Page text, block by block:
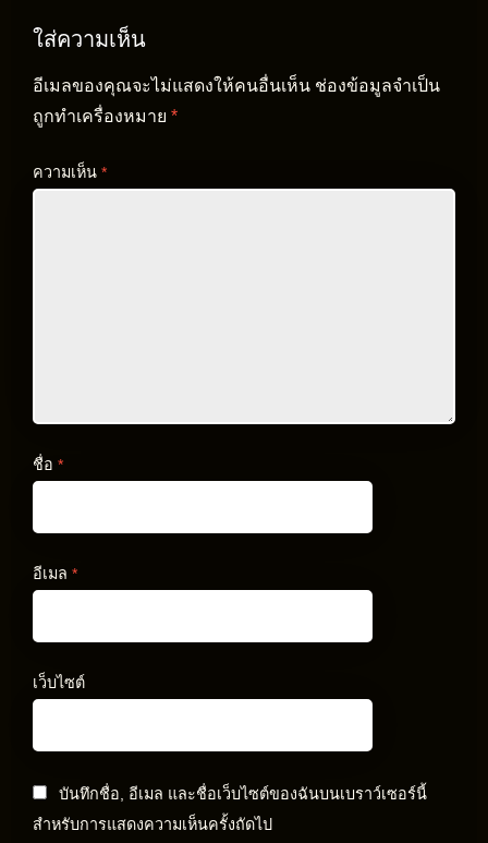
ใส่ความเห็น
อีเมลของคุณจะไม่แสดงให้คนอื่นเห็น ช่องข้อมูลจำเป็น
ถูกทำเครื่องหมาย *
ความเห็น *
ชื่อ *
อีเมล *
เว็บไซต์
บันทึกชื่อ, อีเมล และชื่อเว็บไซต์ของฉันบนเบราว์เซอร์นี้
สำหรับการแสดงความเห็นครั้งถัดไป